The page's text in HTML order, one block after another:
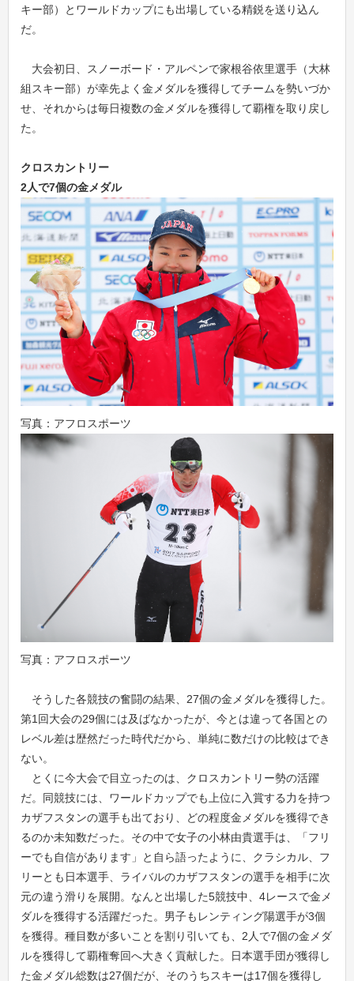
キー部）とワールドカップにも出場している精鋭を送り込ん
だ。
大会初日、スノーボード・アルペンで家根谷依里選手（大林
組スキー部）が幸先よく金メダルを獲得してチームを勢いづか
せ、それからは毎日複数の金メダルを獲得して覇権を取り戻し
た。
クロスカントリー
2人で7個の金メダル
写真：アフロスポーツ
写真：アフロスポーツ
そうした各競技の奮闘の結果、27個の金メダルを獲得した。
第1回大会の29個には及ばなかったが、今とは違って各国との
レベル差は歴然だった時代だから、単純に数だけの比較はでき
ない。
とくに今大会で目立ったのは、クロスカントリー勢の活躍
だ。同競技には、ワールドカップでも上位に入賞する力を持つ
カザフスタンの選手も出ており、どの程度金メダルを獲得でき
るのか未知数だった。その中で女子の小林由貴選手は、「フリ
ーでも自信があります」と自ら語ったように、クラシカル、フ
リーとも日本選手、ライバルのカザフスタンの選手を相手に次
元の違う滑りを展開。なんと出場した5競技中、4レースで金メ
ダルを獲得する活躍だった。男子もレンティング陽選手が3個
を獲得。種目数が多いことを割り引いても、2人で7個の金メダ
ルを獲得して覇権奪回へ大きく貢献した。日本選手団が獲得し
た金メダル総数は27個だが、そのうちスキーは17個を獲得し